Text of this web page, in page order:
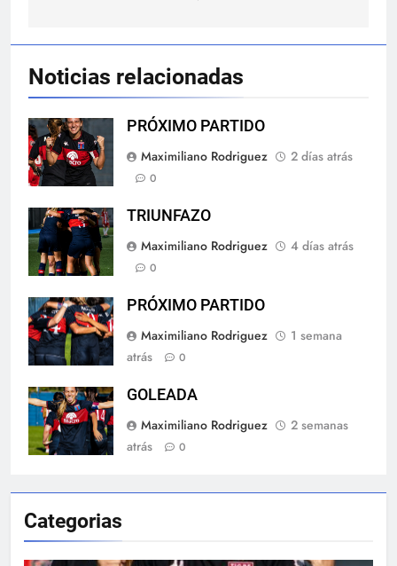
Noticias relacionadas
PRÓXIMO PARTIDO
Maximiliano Rodriguez
2 días atrás
0
TRIUNFAZO
Maximiliano Rodriguez
4 días atrás
0
PRÓXIMO PARTIDO
Maximiliano Rodriguez
1 semana
atrás
0
GOLEADA
Maximiliano Rodriguez
2 semanas
atrás
0
Categorias